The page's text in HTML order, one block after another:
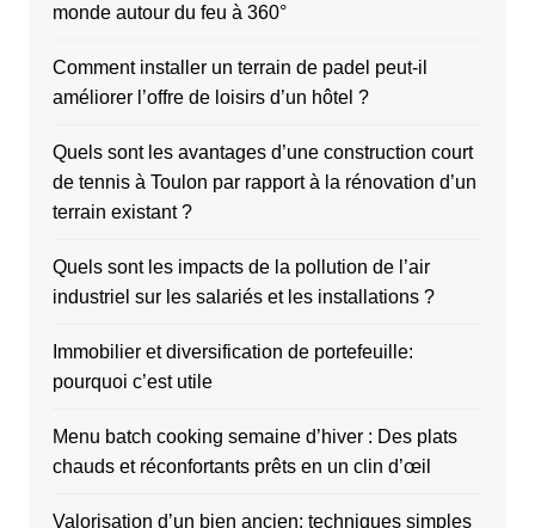
monde autour du feu à 360°
Comment installer un terrain de padel peut-il
améliorer l’offre de loisirs d’un hôtel ?
Quels sont les avantages d’une construction court
de tennis à Toulon par rapport à la rénovation d’un
terrain existant ?
Quels sont les impacts de la pollution de l’air
industriel sur les salariés et les installations ?
Immobilier et diversification de portefeuille:
pourquoi c’est utile
Menu batch cooking semaine d’hiver : Des plats
chauds et réconfortants prêts en un clin d’œil
Valorisation d’un bien ancien: techniques simples